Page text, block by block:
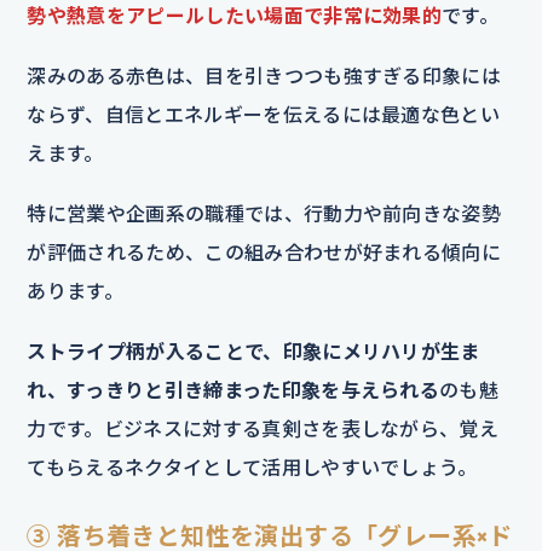
勢や熱意をアピールしたい場面で非常に効果的です。
深みのある赤色は、目を引きつつも強すぎる印象には
ならず、自信とエネルギーを伝えるには最適な色とい
えます。
特に営業や企画系の職種では、行動力や前向きな姿勢
が評価されるため、この組み合わせが好まれる傾向に
あります。
ストライプ柄が入ることで、印象にメリハリが生ま
れ、すっきりと引き締まった印象を与えられるのも魅
力です。ビジネスに対する真剣さを表しながら、覚え
てもらえるネクタイとして活用しやすいでしょう。
③ 落ち着きと知性を演出する「グレー系×ド